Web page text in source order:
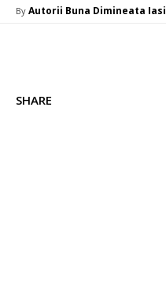
By Autorii Buna Dimineata Iasi
SHARE